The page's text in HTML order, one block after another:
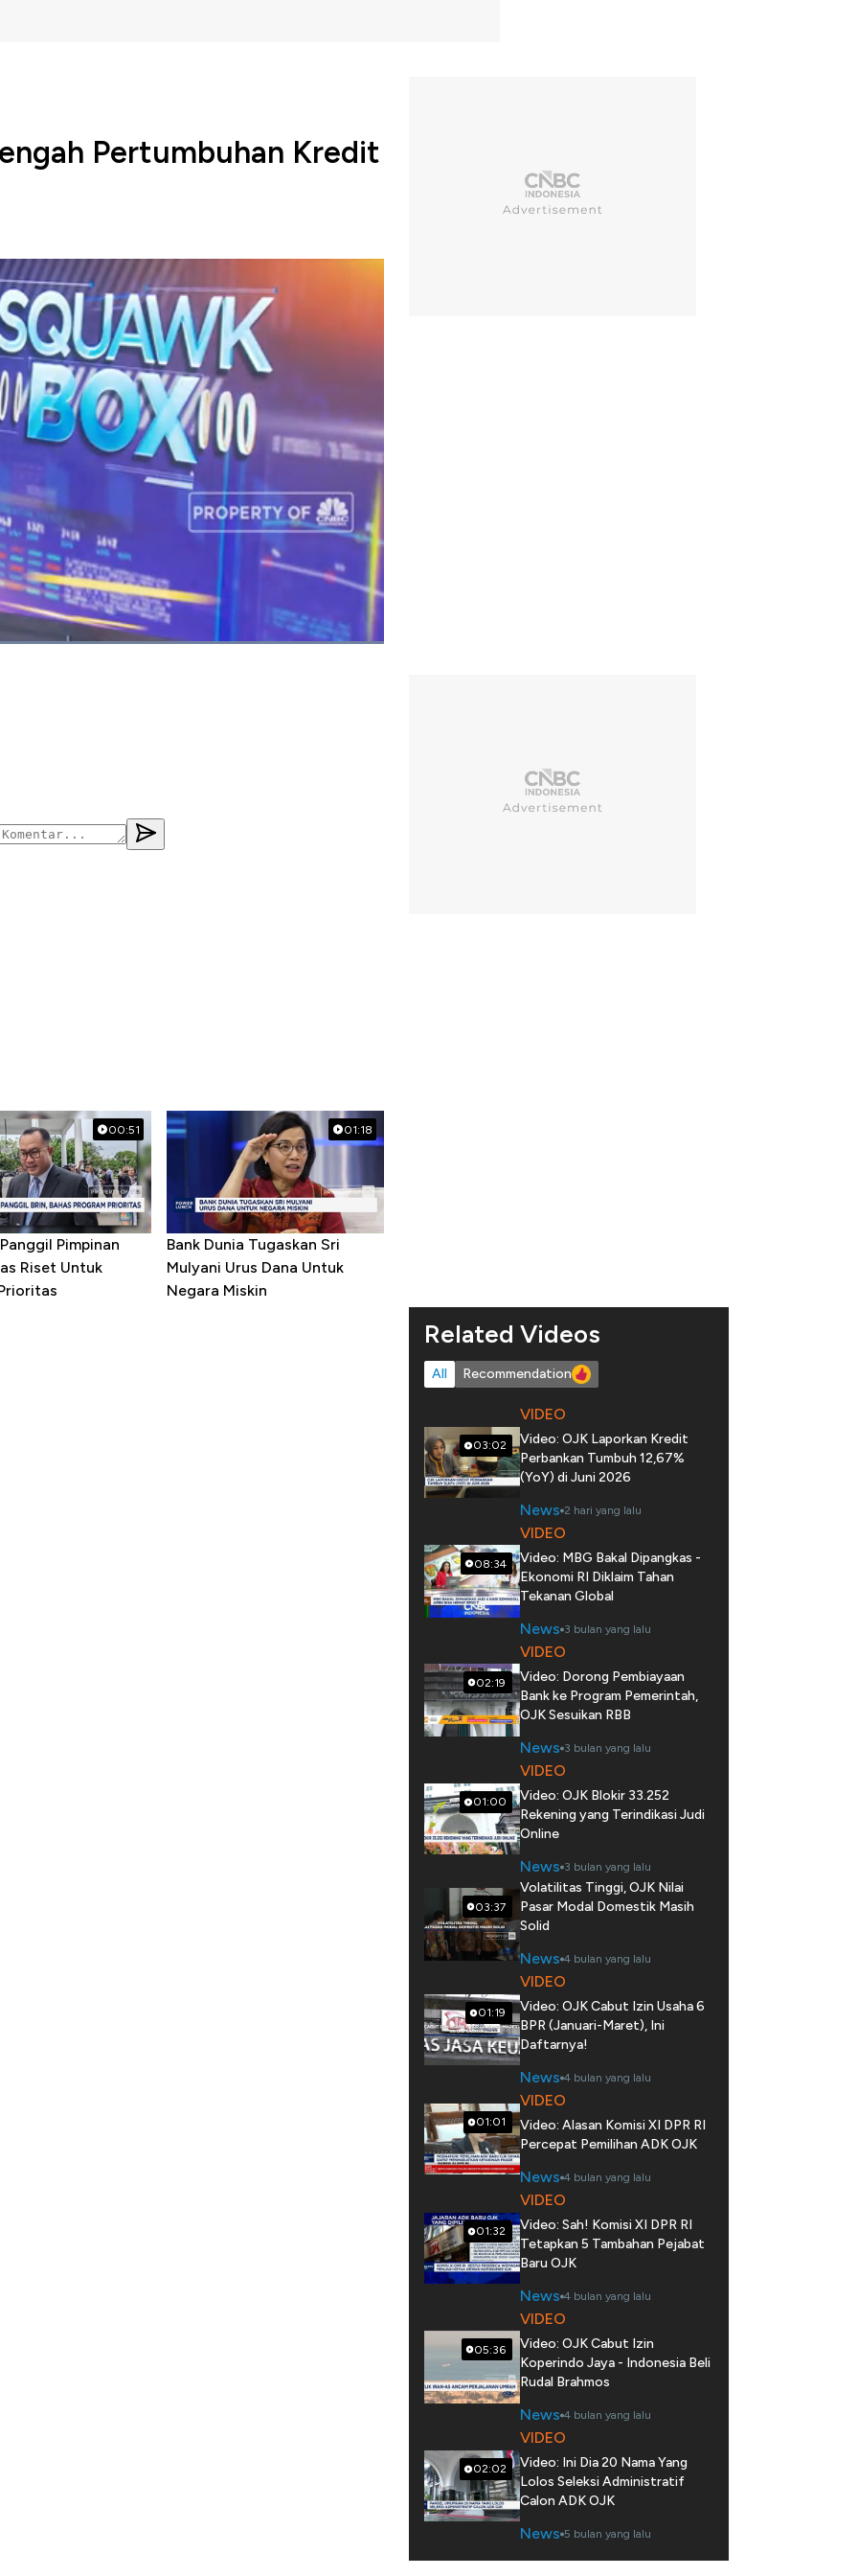
Pertumbuhan Kredit
Perizinan dan Informasi Perbankan OJK, Irnal
perbankan tumbuh secara signifikan bahkan
biro kredit penting dalam meminimalisir rasio kredit
CNBC Indonesia (Jum'at, 12/07/2019) berikut ini.
00:51
Pimpinan
Riset Untuk
01:18
Bank Dunia Tugaskan Sri
Mulyani Urus Dana Untuk
Negara Miskin
Related Videos
All Recommendation
03:02
VIDEO
Video: OJK Laporkan Kredit
Perbankan Tumbuh 12,67%
(YoY) di Juni 2026
News 2 hari yang lalu
08:34
VIDEO
Video: MBG Bakal Dipangkas -
Ekonomi RI Diklaim Tahan
Tekanan Global
News 3 bulan yang lalu
02:19
VIDEO
Video: Dorong Pembiayaan
Bank ke Program Pemerintah,
OJK Sesuikan RBB
News 3 bulan yang lalu
01:00
VIDEO
Video: OJK Blokir 33.252
Rekening yang Terindikasi Judi
Online
News 3 bulan yang lalu
03:37
Volatilitas Tinggi, OJK Nilai
Pasar Modal Domestik Masih
Solid
News 4 bulan yang lalu
01:19
VIDEO
Video: OJK Cabut Izin Usaha 6
BPR (Januari-Maret), Ini
Daftarnya!
News 4 bulan yang lalu
01:01
VIDEO
Video: Alasan Komisi XI DPR RI
Percepat Pemilihan ADK OJK
News 4 bulan yang lalu
01:32
VIDEO
Video: Sah! Komisi XI DPR RI
Tetapkan 5 Tambahan Pejabat
Baru OJK
News 4 bulan yang lalu
05:36
VIDEO
Video: OJK Cabut Izin
Koperindo Jaya - Indonesia Beli
Rudal Brahmos
News 4 bulan yang lalu
02:02
VIDEO
Video: Ini Dia 20 Nama Yang
Lolos Seleksi Administratif
Calon ADK OJK
News 5 bulan yang lalu